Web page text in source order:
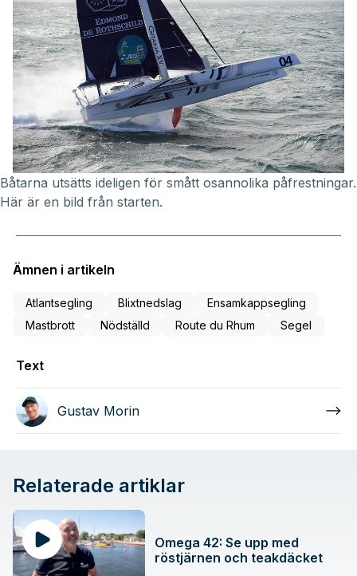
Båtarna utsätts ideligen för smått osannolika påfrestningar.
Här är en bild från starten.
Ämnen i artikeln
Atlantsegling Blixtnedslag
Ensamkappsegling
Mastbrott
Nödställd Route du Rhum Segel
Text
Gustav Morin
Relaterade artiklar
Omega 42: Se upp med
röstjärnen och teakdäcket